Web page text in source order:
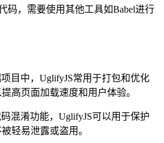
码，需要使用其他工具如Babel进行
目中，UglifyJS常用于打包和优化
提高页面加载速度和用户体验。
混淆功能，UglifyJS可以用于保护
轻易泄露或盗用。